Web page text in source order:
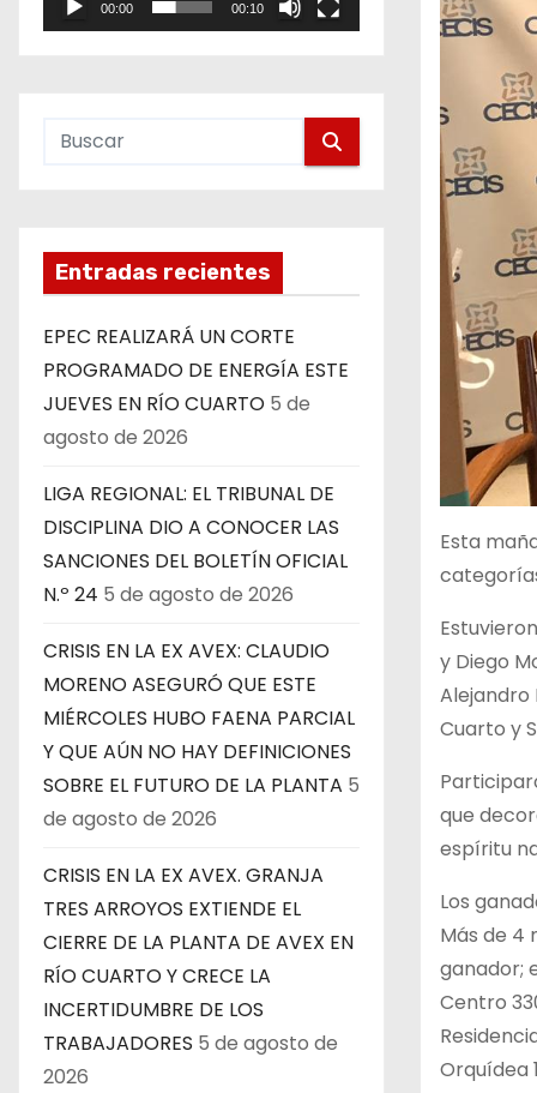
00:00 00:10
Entradas recientes
EPEC REALIZARÁ UN CORTE
PROGRAMADO DE ENERGÍA ESTE
JUEVES EN RÍO CUARTO 5 de
agosto de 2026
LIGA REGIONAL: EL TRIBUNAL DE
DISCIPLINA DIO A CONOCER LAS
SANCIONES DEL BOLETÍN OFICIAL
N.º 24 5 de agosto de 2026
CRISIS EN LA EX AVEX: CLAUDIO
MORENO ASEGURÓ QUE ESTE
MIÉRCOLES HUBO FAENA PARCIAL
Y QUE AÚN NO HAY DEFINICIONES
SOBRE EL FUTURO DE LA PLANTA 5
de agosto de 2026
CRISIS EN LA EX AVEX. GRANJA
TRES ARROYOS EXTIENDE EL
CIERRE DE LA PLANTA DE AVEX EN
RÍO CUARTO Y CRECE LA
INCERTIDUMBRE DE LOS
TRABAJADORES 5 de agosto de
2026
Esta
y Diego
Alejandro
Cuarto y
que
espíritu
Los
Más de 4
ganador;
Centro
Orquídea